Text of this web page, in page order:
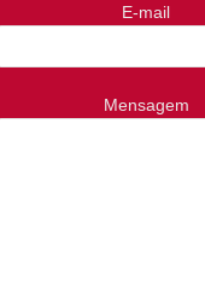
E-mail
Mensagem